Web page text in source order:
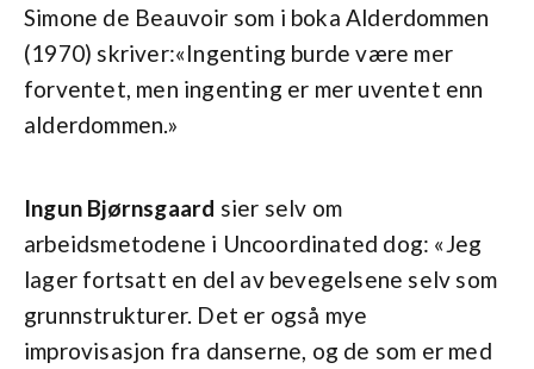
Simone de Beauvoir som i boka Alderdommen
(1970) skriver:«Ingenting burde være mer
forventet, men ingenting er mer uventet enn
alderdommen.»
Ingun Bjørnsgaard sier selv om
arbeidsmetodene i Uncoordinated dog: «Jeg
lager fortsatt en del av bevegelsene selv som
grunnstrukturer. Det er også mye
improvisasjon fra danserne, og de som er med